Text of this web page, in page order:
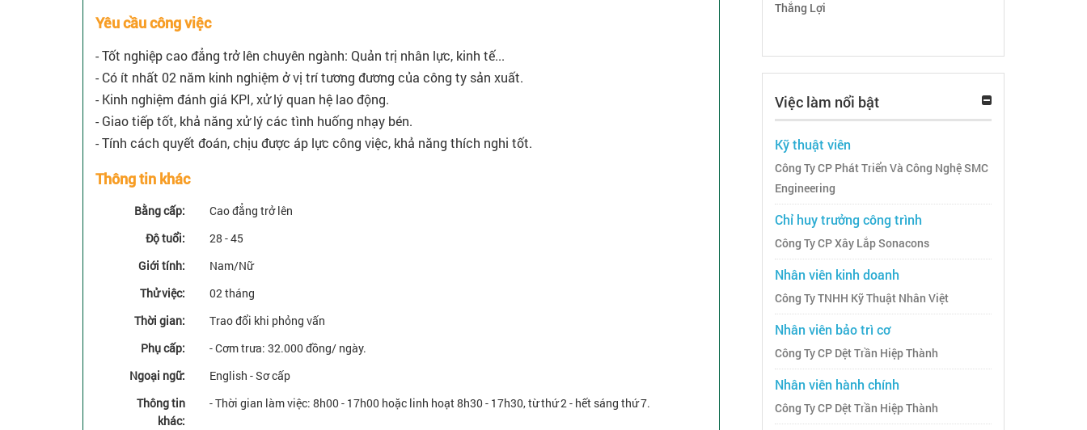
Yêu cầu công việc
- Tốt nghiệp cao đẳng trở lên chuyên ngành: Quản trị nhân lực, kinh tế...
- Có ít nhất 02 năm kinh nghiệm ở vị trí tương đương của công ty sản xuất.
- Kinh nghiệm đánh giá KPI, xử lý quan hệ lao động.
- Giao tiếp tốt, khả năng xử lý các tình huống nhạy bén.
- Tính cách quyết đoán, chịu được áp lực công việc, khả năng thích nghi tốt.
Thông tin khác
Bằng cấp:
Cao đẳng trở lên
Độ tuổi:
28 - 45
Giới tính:
Nam/Nữ
Thử việc:
02 tháng
Thời gian:
Trao đổi khi phỏng vấn
Phụ cấp:
- Cơm trưa: 32.000 đồng/ ngày.
Ngoại ngữ:
English - Sơ cấp
Thông tin
khác:
- Thời gian làm việc: 8h00 - 17h00 hoặc linh hoạt 8h30 - 17h30, từ thứ 2 - hết sáng thứ 7.
Thắng Lợi
Việc làm nổi bật
Kỹ thuật viên
Công Ty CP Phát Triển Và Công Nghệ SMC
Engineering
Chỉ huy trưởng công trình
Công Ty CP Xây Lắp Sonacons
Nhân viên kinh doanh
Công Ty TNHH Kỹ Thuật Nhân Việt
Nhân viên bảo trì cơ
Công Ty CP Dệt Trần Hiệp Thành
Nhân viên hành chính
Công Ty CP Dệt Trần Hiệp Thành